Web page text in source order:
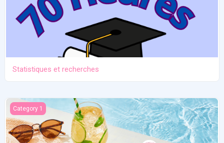
Statistiques et recherches
Examen final
Category 1